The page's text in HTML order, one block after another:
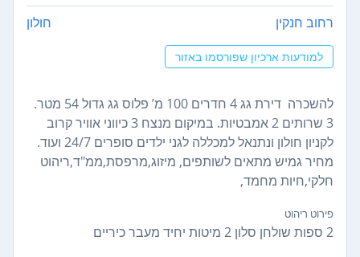
רחוב חנקין חולון
למודעות ארכיון שפורסמו באזור
להשכרה דירת גג 4 חדרים 100 מ’ פלוס גג גדול 54 מטר.
3 שרותים 2 אמבטיות. במיקום מנצח 3 כיווני אוויר קרוב
לקניון חולון ונתנאל למכללה לגני ילדים סופרים 24/7 ועוד.
מחיר גמיש מתאים לשותפים, מיזוג,מרפסת,ממ"ד,ריהוט
חלקי,חיות מחמד,
פירוט ריהוט
2 ספות שולחן סלון 2 מיטות יחיד מעבר כיריים